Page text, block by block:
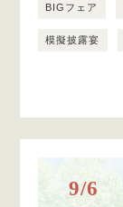
BIGフェア
模擬披露宴
9/6